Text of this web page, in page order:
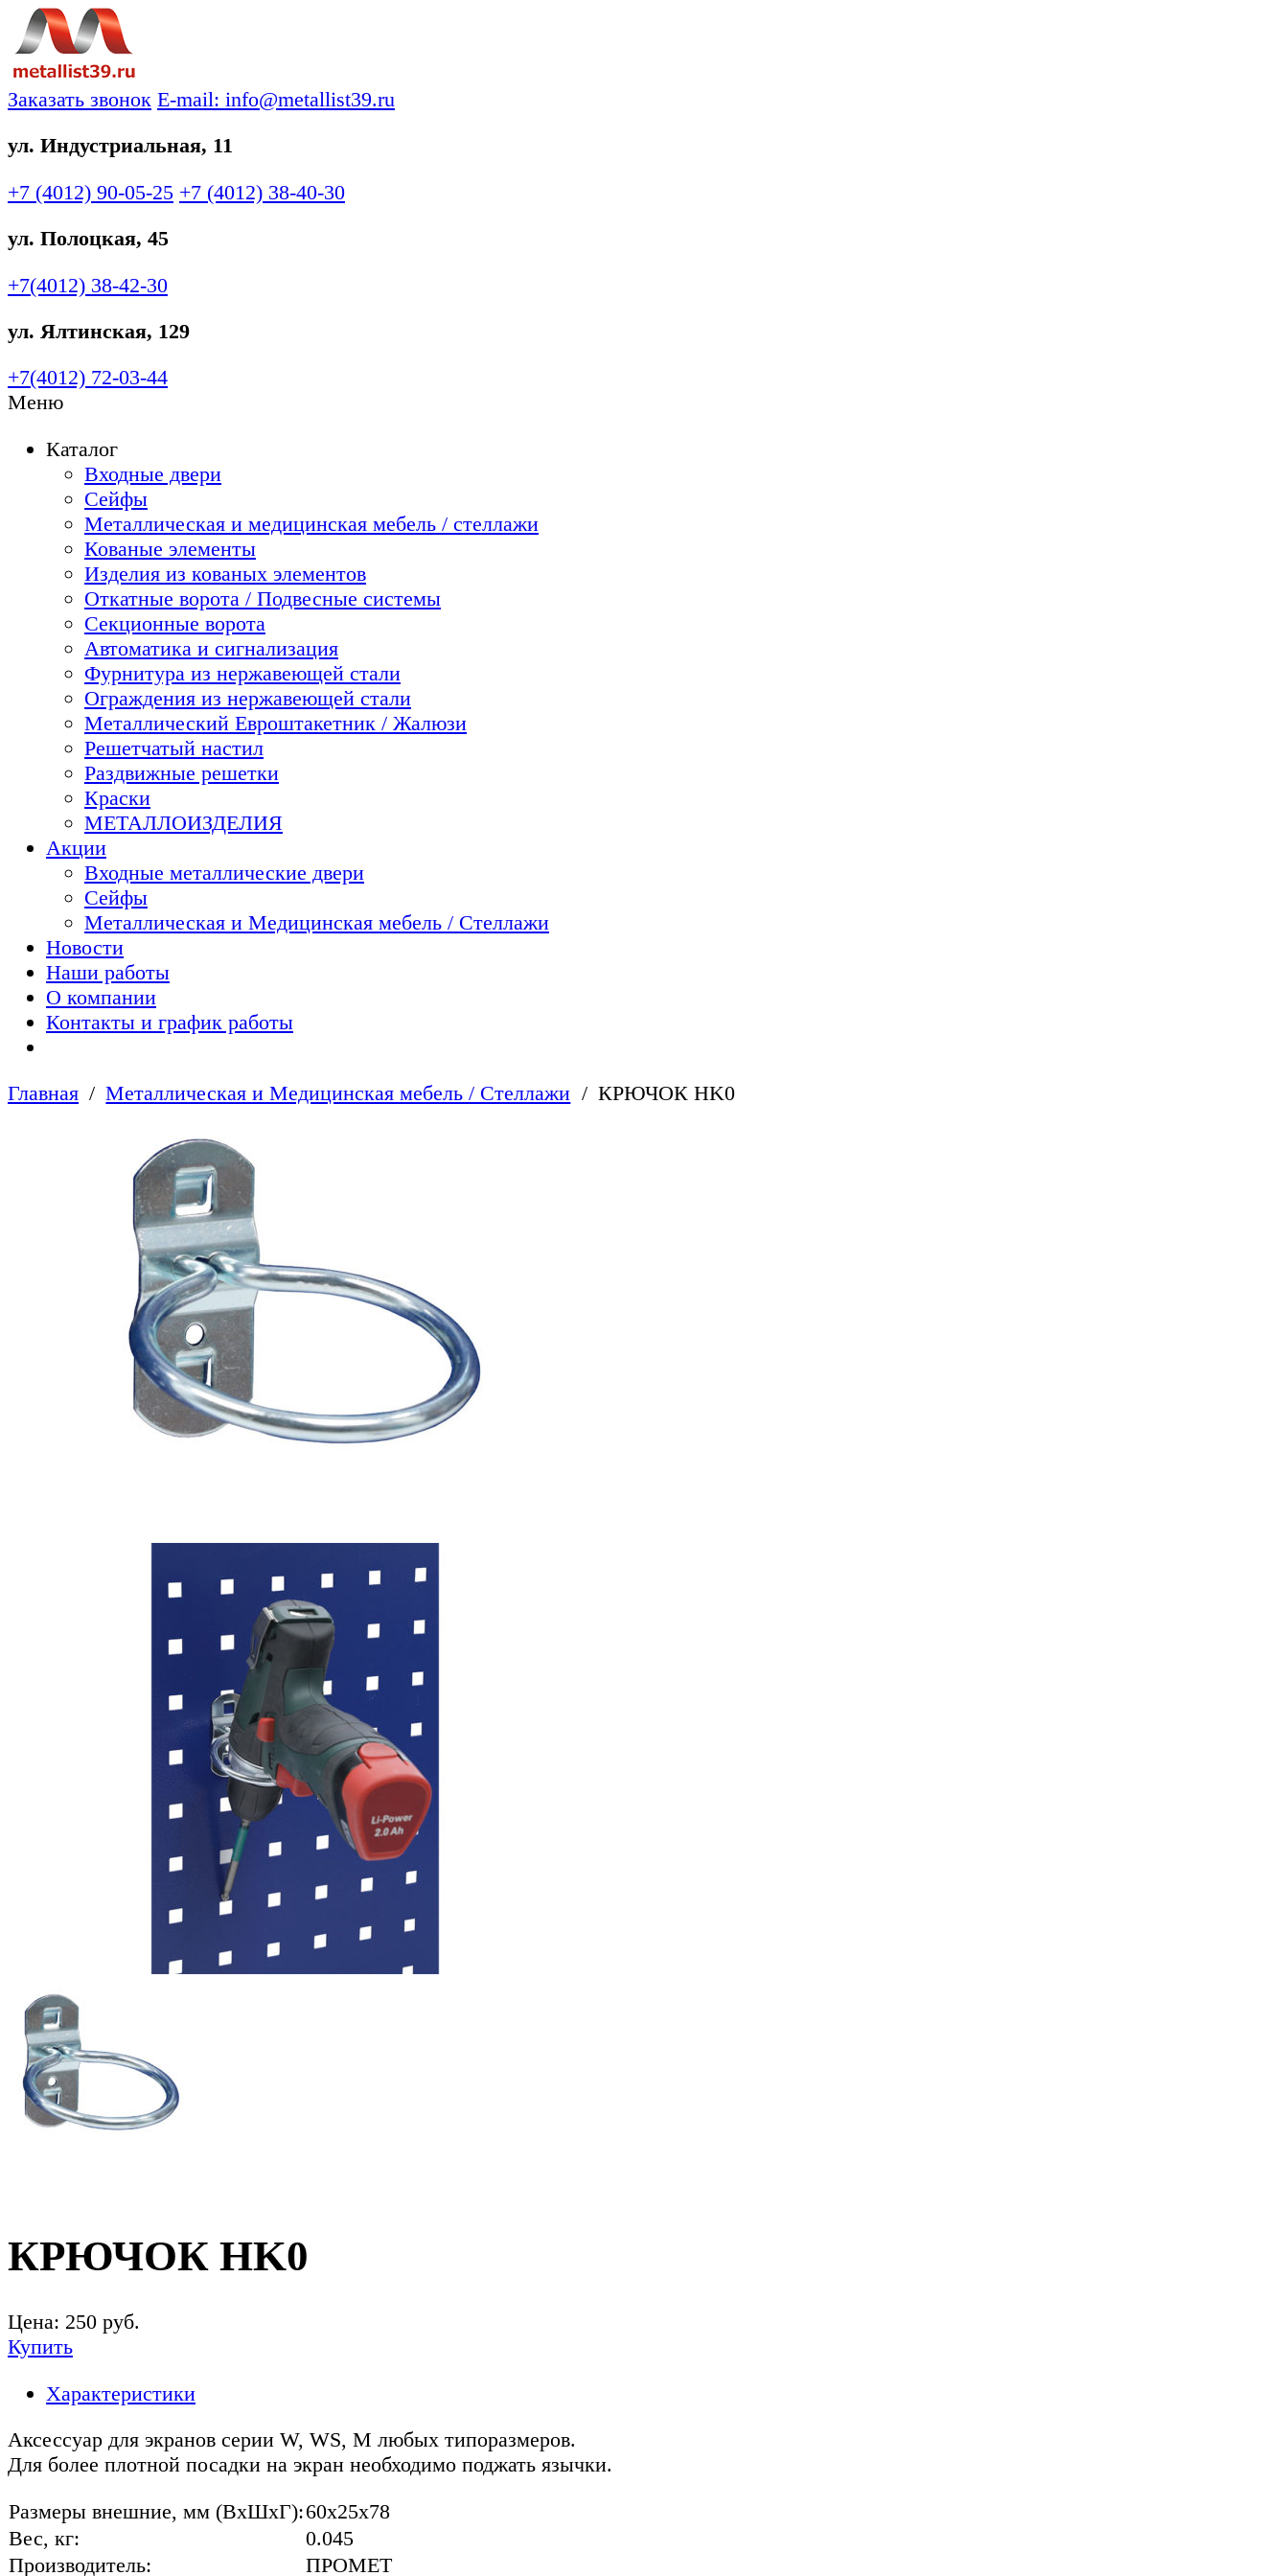
Заказать звонок E-mail: info@metallist39.ru
ул. Индустриальная, 11
+7 (4012) 90-05-25 +7 (4012) 38-40-30
ул. Полоцкая, 45
+7(4012) 38-42-30
ул. Ялтинская, 129
+7(4012) 72-03-44
Меню
Каталог
Входные двери
Сейфы
Металлическая и медицинская мебель / стеллажи
Кованые элементы
Изделия из кованых элементов
Откатные ворота / Подвесные системы
Секционные ворота
Автоматика и сигнализация
Фурнитура из нержавеющей стали
Ограждения из нержавеющей стали
Металлический Евроштакетник / Жалюзи
Решетчатый настил
Раздвижные решетки
Краски
МЕТАЛЛОИЗДЕЛИЯ
Акции
Входные металлические двери
Сейфы
Металлическая и Медицинская мебель / Стеллажи
Новости
Наши работы
О компании
Контакты и график работы
Главная Металлическая и Медицинская мебель / Стеллажи КРЮЧОК HK0
КРЮЧОК HK0
Цена: 250 руб.
Купить
Характеристики
Аксессуар для экранов серии W, WS, M любых типоразмеров.
Для более плотной посадки на экран необходимо поджать язычки.
Размеры внешние, мм (ВхШхГ):60x25x78
Вес, кг:
0.045
Производитель:
ПРОМЕТ